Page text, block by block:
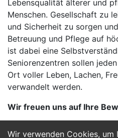
Wir verwenden Cookies, um
Lebensqualität älterer und
Menschen. Gesellschaft zu
und Sicherheit zu sorgen
Betreuung und Pflege auf
ist dabei eine
Seniorenzentren sollen
Ort voller Leben, Lachen,
verwandelt werden.
Wir freuen uns auf Ihre